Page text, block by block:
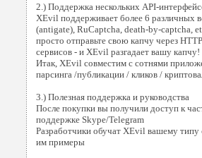
2.) Поддержка нескольких API-
XEvil поддерживает более 6 различных
(antigate), RuCaptcha, death-by-captcha,
просто отправьте свою капчу через
сервисов - и XEvil разгадает вашу капчу!
Итак, XEvil совместим с сотнями
парсинга /публикации / кликов /
3.) Полезная поддержка и руководства
После покупки вы получили доступ к
поддержке Skype/Telegram
Разработчики обучат XEvil вашему
им примеры